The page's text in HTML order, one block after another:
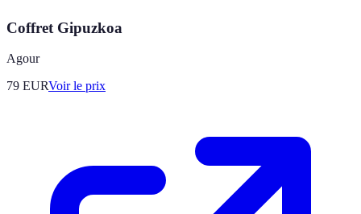
Coffret Gipuzkoa
Agour
79 EURVoir le prix